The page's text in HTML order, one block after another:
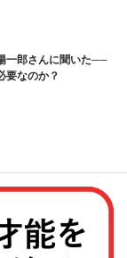
一郎さんに聞いた──
要なのか？